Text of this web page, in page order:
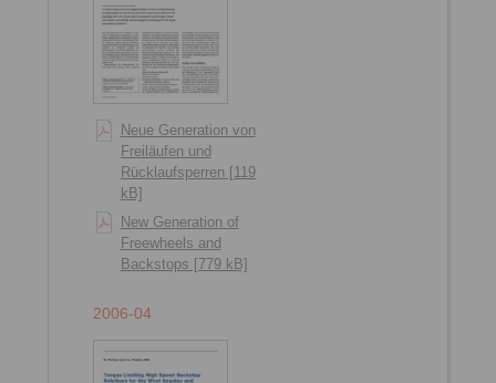
Neue Generation von
Freiläufen und
Rücklaufsperren [1191
kB]
New Generation of
Freewheels and
Backstops [779 kB]
2006-04